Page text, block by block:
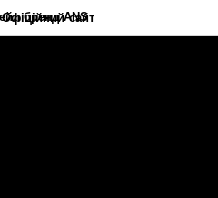
Офіційний сайт